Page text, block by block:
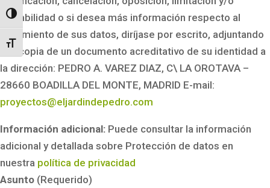
Alternar alto contraste
Alternar tamaño de letra
portabilidad o si desea más información respecto al
tratamiento de sus datos, diríjase por escrito, adjuntando
una copia de un documento acreditativo de su identidad a
la dirección: PEDRO A. VAREZ DIAZ, C\ LA OROTAVA –
28660 BOADILLA DEL MONTE, MADRID E-mail:
proyectos@eljardindepedro.com
Información adicional: Puede consultar la información
adicional y detallada sobre Protección de datos en
nuestra política de privacidad
Asunto (Requerido)